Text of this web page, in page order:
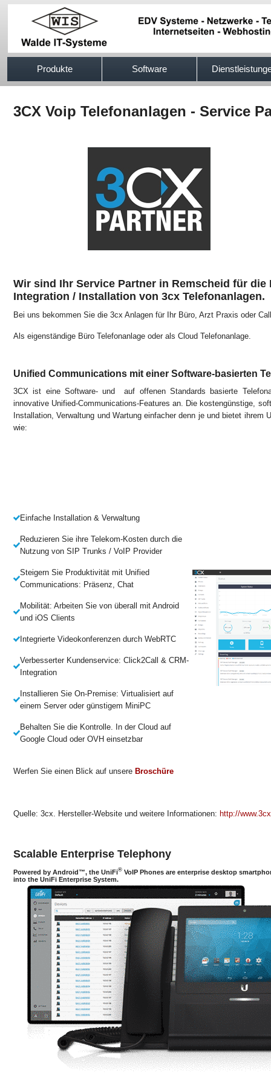
Produkte Software
3CX Voip Telefonanlagen - Service
Wir sind Ihr Service Partner in Remscheid für
Integration / Installation von 3cx Telefonanlagen.
Bei uns bekommen Sie die 3cx Anlagen für Ihr Büro, Arzt Praxis oder
Als eigenständige Büro Telefonanlage oder als Cloud Telefonanlage.
Unified Communications mit einer Software-basierten
3CX ist eine Software- und auf offenen Standards basierte
innovative Unified-Communications-Features an. Die kostengünstige,
Installation, Verwaltung und Wartung einfacher denn je und bietet ihrem
wie:
Einfache Installation & Verwaltung
Reduzieren Sie ihre Telekom-Kosten durch die
Nutzung von SIP Trunks / VoIP Provider
Steigern Sie Produktivität mit Unified
Communications: Präsenz, Chat
Mobilität: Arbeiten Sie von überall mit Android
und iOS Clients
Integrierte Videokonferenzen durch WebRTC
Verbesserter Kundenservice: Click2Call & CRM-
Integration
Installieren Sie On-Premise: Virtualisiert auf
einem Server oder günstigem MiniPC
Behalten Sie die Kontrolle. In der Cloud auf
Google Cloud oder OVH einsetzbar
Werfen Sie einen Blick auf unsere Broschüre
Quelle: 3cx. Hersteller-Website und weitere Informationen: http://
Scalable Enterprise Telephony
Powered by Android™, the UniFi® VoIP Phones are enterprise desktop
into the UniFi Enterprise System.